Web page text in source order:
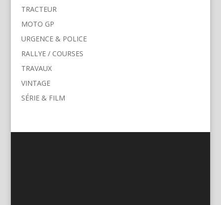
TRACTEUR
MOTO GP
URGENCE & POLICE
RALLYE / COURSES
TRAVAUX
VINTAGE
SÉRIE & FILM